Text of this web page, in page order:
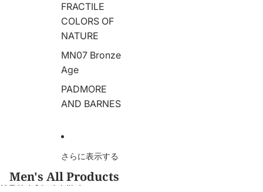
FRACTILE
COLORS OF
NATURE
MN07 Bronze
Age
PADMORE
AND BARNES
さらに表示する
Men's All Products
結果リストにスキップ